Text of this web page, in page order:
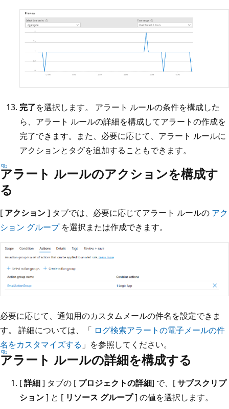
完了を選択します。 アラート ルールの条件を構成した
ら、アラート ルールの詳細を構成してアラートの作成を
完了できます。また、必要に応じて、アラート ルールに
アクションとタグを追加することもできます。
アラート ルールのアクションを構成す
る
[ アクション] タブでは、必要に応じてアラート ルールの アク
ション グループを選択または作成できます。
必要に応じて、通知用のカスタムメールの件名を設定できま
す。 詳細については、「 ログ検索アラートの電子メールの件
名をカスタマイズする 」を参照してください。
アラート ルールの詳細を構成する
[詳細] タブの [ プロジェクトの詳細] で、[サブスクリプ
ション] と [ リソース グループ] の値を選択します。